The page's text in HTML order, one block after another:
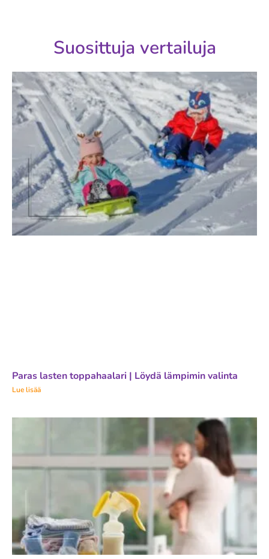
Suosittuja vertailuja
Paras lasten toppahaalari | Löydä lämpimin valinta
Lue lisää